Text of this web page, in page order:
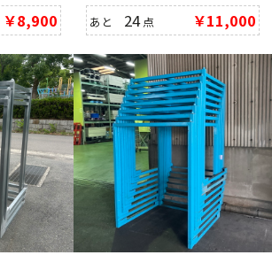
￥8,900
あと 24点 ￥11,000